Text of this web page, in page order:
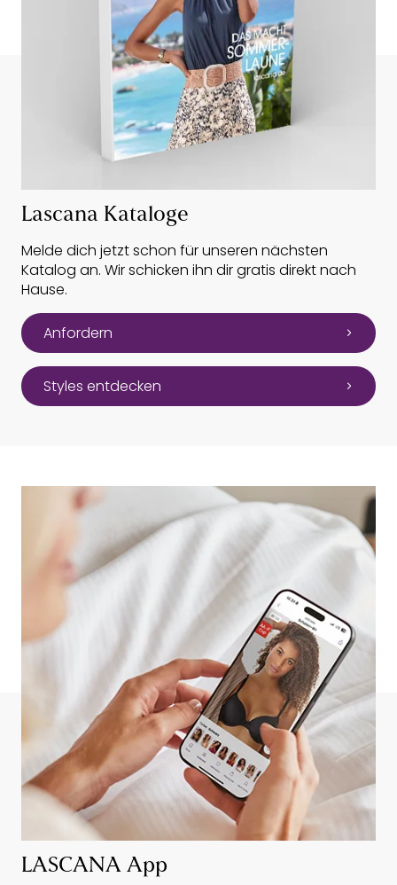
Lascana Kataloge
Melde dich jetzt schon für unseren nächsten
Katalog an. Wir schicken ihn dir gratis direkt nach
Hause.
Anfordern
Styles entdecken
LASCANA App